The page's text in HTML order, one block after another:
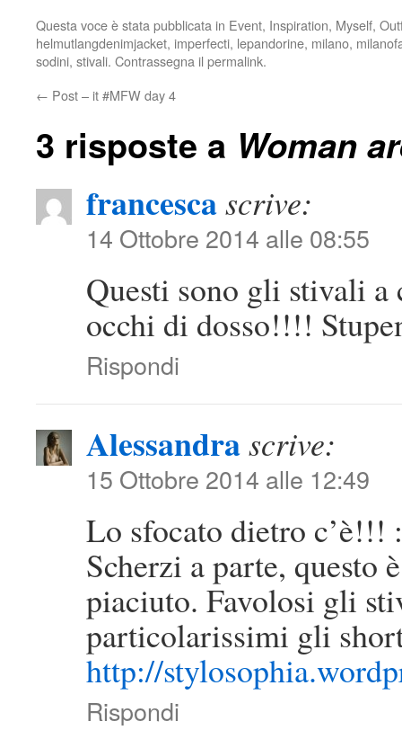
Questa voce è stata pubblicata in Event, Inspiration, Myself,
helmutlangdenimjacket, imperfecti, lepandorine, milano,
sodini, stivali. Contrassegna il permalink.
← Post – it #MFW day 4
3 risposte a Woman
francescascrive:
14 Ottobre 2014 alle 08:55
Questi sono gli stivali
occhi di dosso!!!!
Rispondi
Alessandrascrive:
15 Ottobre 2014 alle 12:49
Lo sfocato dietro c’è!!!
Scherzi a parte, questo
piaciuto. Favolosi gli
particolarissimi gli
http://
Rispondi